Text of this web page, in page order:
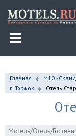
Главная М10
г. Торжок
Отель
Мотель/Отель/